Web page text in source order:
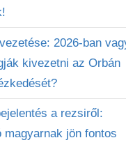
2026-ban
kivezetni az Orbán
a rezsiről:
magyarnak jön fontos